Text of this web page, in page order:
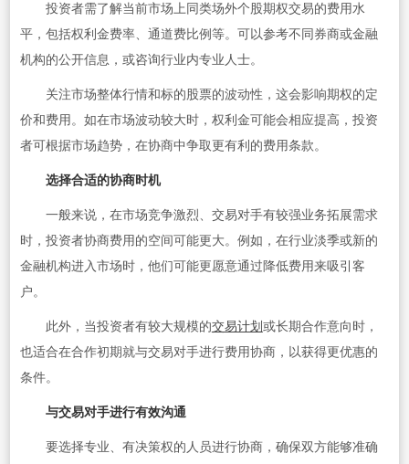
投资者需了解当前市场上同类场外个股期权交易的费用水
平，包括权利金费率、通道费比例等。可以参考不同券商或金融
机构的公开信息，或咨询行业内专业人士。
关注市场整体行情和标的股票的波动性，这会影响期权的定
价和费用。如在市场波动较大时，权利金可能会相应提高，投资
者可根据市场趋势，在协商中争取更有利的费用条款。
选择合适的协商时机
一般来说，在市场竞争激烈、交易对手有较强业务拓展需求
时，投资者协商费用的空间可能更大。例如，在行业淡季或新的
金融机构进入市场时，他们可能更愿意通过降低费用来吸引客
户。
此外，当投资者有较大规模的交易计划 或长期合作意向时，
也适合在合作初期就与交易对手进行费用协商，以获得更优惠的
条件。
与交易对手进行有效沟通
要选择专业、有决策权的人员进行协商，确保双方能够准确